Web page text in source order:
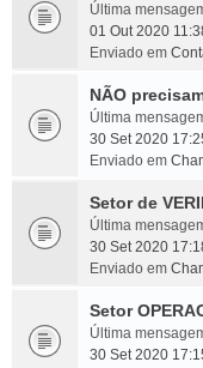
Última
01 Out 2020
Enviado em
NÃO
Última
30 Set 2020
Enviado em
Setor de
Última
30 Set 2020
Enviado em
Setor
Última
30 Set 2020